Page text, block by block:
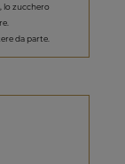
lo zucchero
da parte.